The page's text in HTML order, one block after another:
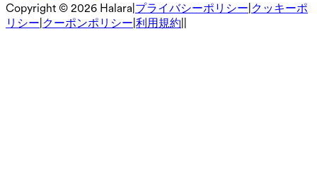
Copyright © 2026 Halara プライバシーポリシー クッキーポ
リシー クーポンポリシー 利用規約